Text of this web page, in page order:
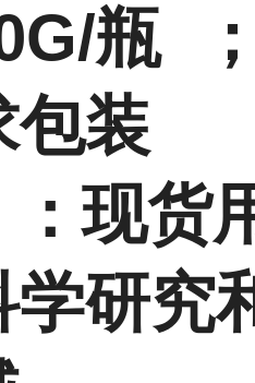
瓶；
包装
现货
学研究